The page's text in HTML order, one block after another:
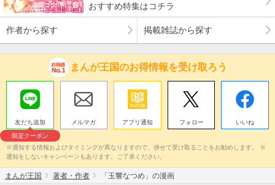
おすすめ特集はコチラ
作者から探す 掲載雑誌から探す
まんが王国のお得情報を受け取ろう
友だち追加
限定クーポン
メルマガ アプリ通知 フォロー いいね
※通知する情報およびタイミングが異なりますので、併せて受け取ることをお勧めします。 ※
通知をしないキャンペーンもあります。ご了承ください。
まんが王国 著者・作者 「玉響なつめ」の漫画